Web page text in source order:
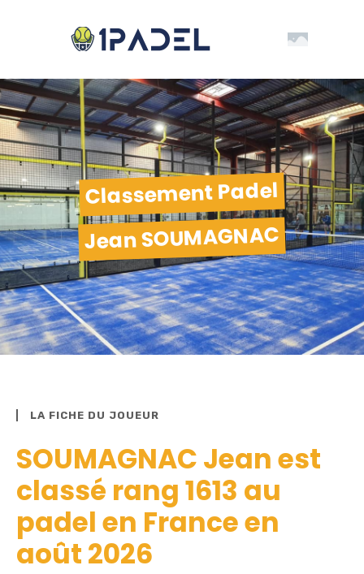
Classement Padel
Jean SOUMAGNAC
LA FICHE DU JOUEUR
SOUMAGNAC Jean est
classé rang 1613 au
padel en France en
août 2026